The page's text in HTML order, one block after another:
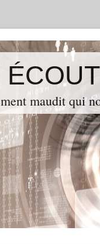
maudit qui